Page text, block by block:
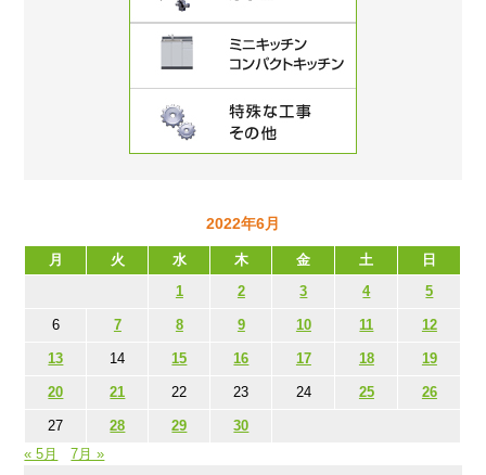
2022年6月
月 火 水 木 金 土
日
1
2 3 4 5
6 7 8 9 10 11 12
13 14 15 16 17 18 19
20 21 22 23 24 25 26
27 28 29
30
« 5月
7月 »